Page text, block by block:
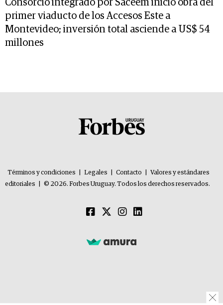
Consorcio integrado por Saceem inició obra del
primer viaducto de los Accesos Este a
Montevideo; inversión total asciende a US$ 54
millones
Términos y condiciones Legales Contacto
Valores y estándares
editoriales
© 2026. Forbes Uruguay. Todos los derechos reservados.